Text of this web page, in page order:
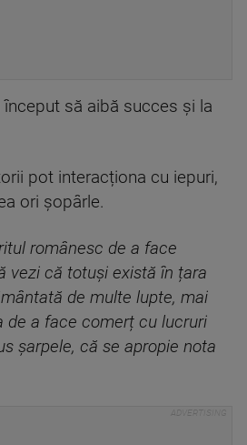
să aibă succes și la
pot interacționa cu iepuri,
ori șopârle.
românesc de a face
vezi că totuși există în țara
de multe lupte, mai
de a face comerț cu lucruri
șarpele, că se apropie nota